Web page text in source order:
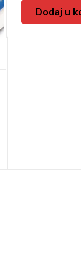
Dodaj u